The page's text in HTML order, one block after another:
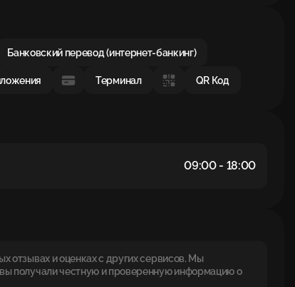
Банковский перевод (интернет-банкинг)
Терминал QR Код
09:00 - 18:00
отзывах и оценках с других сервисов. Мы
получали честную и проверенную информацию о